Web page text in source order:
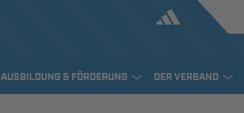
AUSBILDUNG & FÖRDERUNG DER VERBAND